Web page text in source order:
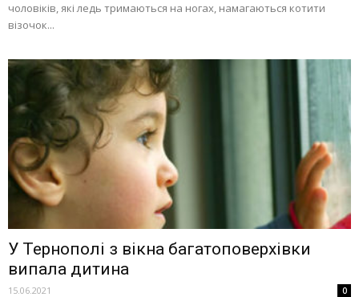
чоловіків, які ледь тримаються на ногах, намагаються котити
візочок...
У Тернополі з вікна багатоповерхівки
випала дитина
15.06.2021 0